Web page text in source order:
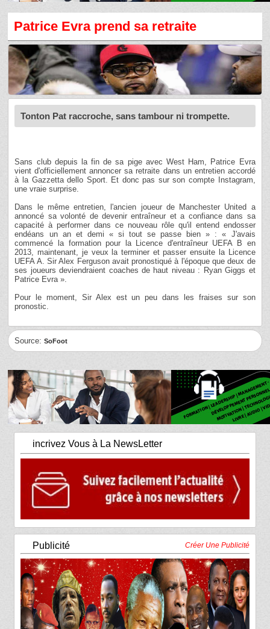
Patrice Evra prend sa retraite
Tonton Pat raccroche, sans tambour ni trompette.
Sans club depuis la fin de sa pige avec West Ham, Patrice Evra
vient d'officiellement annoncer sa retraite dans un entretien accordé
à la Gazzetta dello Sport. Et donc pas sur son compte Instagram,
une vraie surprise.
Dans le même entretien, l'ancien joueur de Manchester United a
annoncé sa volonté de devenir entraîneur et a confiance dans sa
capacité à performer dans ce nouveau rôle qu'il entend endosser
endéans un an et demi « si tout se passe bien » : « J'avais
commencé la formation pour la Licence d'entraîneur UEFA B en
2013, maintenant, je veux la terminer et passer ensuite la Licence
UEFA A. Sir Alex Ferguson avait pronostiqué à l'époque que deux de
ses joueurs deviendraient coaches de haut niveau : Ryan Giggs et
Patrice Evra ».
Pour le moment, Sir Alex est un peu dans les fraises sur son
pronostic.
Source:SoFoot
incrivez Vous à La NewsLetter
Publicité Créer Une Publicité